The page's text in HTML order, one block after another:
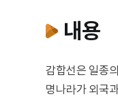
내용
감합선은 일종
명나라가 외국